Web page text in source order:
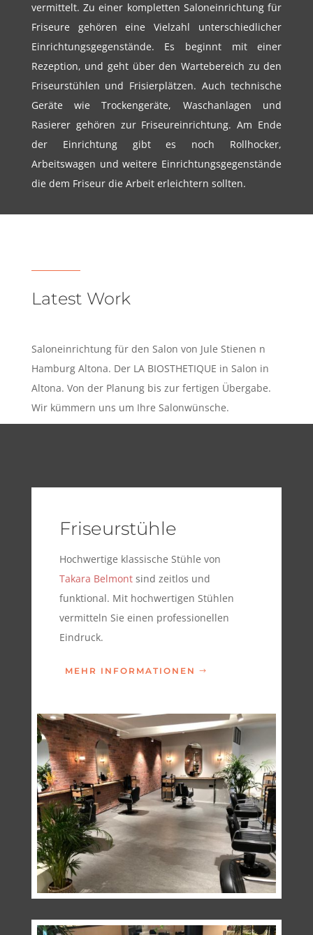
vermittelt. Zu einer kompletten Saloneinrichtung für
Friseure gehören eine Vielzahl unterschiedlicher
Einrichtungsgegenstände. Es beginnt mit einer
Rezeption, und geht über den Wartebereich zu den
Friseurstühlen und Frisierplätzen. Auch technische
Geräte wie Trockengeräte, Waschanlagen und
Rasierer gehören zur Friseureinrichtung. Am Ende
der Einrichtung gibt es noch Rollhocker,
Arbeitswagen und weitere Einrichtungsgegenstände
die dem Friseur die Arbeit erleichtern sollten.
Latest Work
Saloneinrichtung für den Salon von Jule Stienen n
Hamburg Altona. Der LA BIOSTHETIQUE in Salon in
Altona. Von der Planung bis zur fertigen Übergabe.
Wir kümmern uns um Ihre Salonwünsche.
Friseurstühle
Hochwertige klassische Stühle von
Takara Belmontsind zeitlos und
funktional. Mit hochwertigen Stühlen
vermitteln Sie einen professionellen
Eindruck.
MEHR INFORMATIONEN